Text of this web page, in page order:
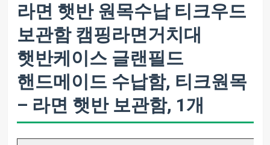
라면 햇반 원목수납 티크우드
보관함 캠핑라면거치대
햇반케이스 글랜필드
핸드메이드 수납함, 티크원목
– 라면 햇반 보관함, 1개